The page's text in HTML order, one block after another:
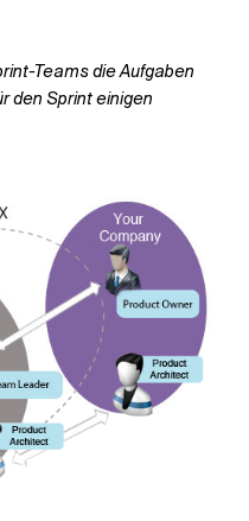
Teams die Aufgaben
den Sprint einigen